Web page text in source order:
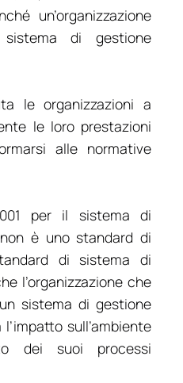
un’organizzazione
di gestione
le organizzazioni a
le loro prestazioni
alle normative
per il sistema di
è uno standard di
di sistema di
l’organizzazione che
sistema di gestione
sull’ambiente
dei suoi processi